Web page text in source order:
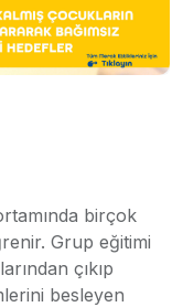
birçok
Grup eğitimi
çıkıp
besleyen